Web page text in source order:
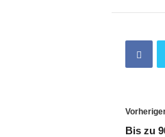
Bis zu